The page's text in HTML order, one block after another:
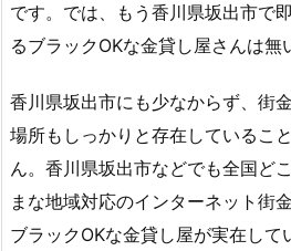
です。では、もう香川県坂出市で
るブラックOKな金貸し屋さんは無
香川県坂出市にも少なからず、街
場所もしっかりと存在しているこ
ん。香川県坂出市などでも全国ど
まな地域対応のインターネット街
ブラックOKな金貸し屋が実在し